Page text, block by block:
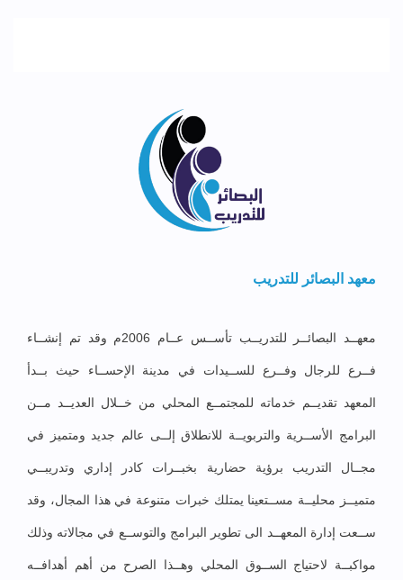
معهد البصائر للتدريب
معهــد البصائــر للتدريــب تأســس عــام 2006م وقد تم إنشــاء
فــرع للرجال وفــرع للســيدات في مدينة الإحســاء حيث بــدأ
المعهد تقديــم خدماته للمجتمــع المحلي من خــلال العديــد مــن
البرامج الأســرية والتربويــة للانطلاق إلــى عالم جديد ومتميز في
مجــال التدريب برؤية حضارية بخبــرات كادر إداري وتدريبــي
متميــز محليــة مســتعينا يمتلك خبرات متنوعة في هذا المجال، وقد
ســعت إدارة المعهــد الى تطوير البرامج والتوســع في مجالاته وذلك
مواكبــة لاحتياج الســوق المحلي وهــذا الصرح من أهم أهدافــه